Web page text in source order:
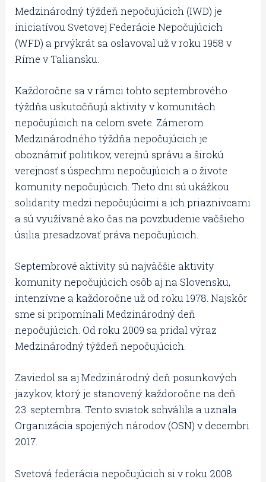
Medzinárodný týždeň nepočujúcich (IWD) je
iniciatívou Svetovej Federácie Nepočujúcich
(WFD) a prvýkrát sa oslavoval už v roku 1958 v
Ríme v Taliansku.
Každoročne sa v rámci tohto septembrového
týždňa uskutočňujú aktivity v komunitách
nepočujúcich na celom svete. Zámerom
Medzinárodného týždňa nepočujúcich je
oboznámiť politikov, verejnú správu a širokú
verejnosť s úspechmi nepočujúcich a o živote
komunity nepočujúcich. Tieto dni sú ukážkou
solidarity medzi nepočujúcimi a ich priaznivcami
a sú využívané ako čas na povzbudenie väčšieho
úsilia presadzovať práva nepočujúcich.
Septembrové aktivity sú najväčšie aktivity
komunity nepočujúcich osôb aj na Slovensku,
intenzívne a každoročne už od roku 1978. Najskôr
sme si pripomínali Medzinárodný deň
nepočujúcich. Od roku 2009 sa pridal výraz
Medzinárodný týždeň nepočujúcich.
Zaviedol sa aj Medzinárodný deň posunkových
jazykov, ktorý je stanovený každoročne na deň
23. septembra. Tento sviatok schválila a uznala
Organizácia spojených národov (OSN) v decembri
2017.
Svetová federácia nepočujúcich si v roku 2008